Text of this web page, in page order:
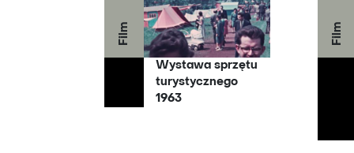
Film
Wystawa sprzętu
turystycznego
1963
Film